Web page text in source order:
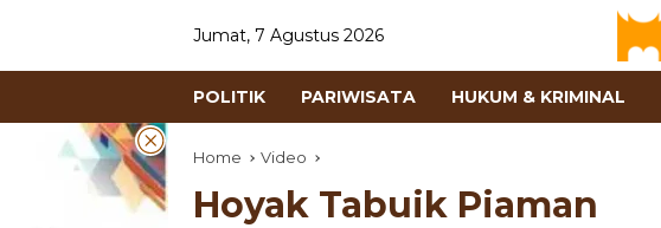
Jumat, 7 Agustus 2026
POLITIK PARIWISATA HUKUM & KRIMINAL
Home Video
Hoyak Tabuik Piaman